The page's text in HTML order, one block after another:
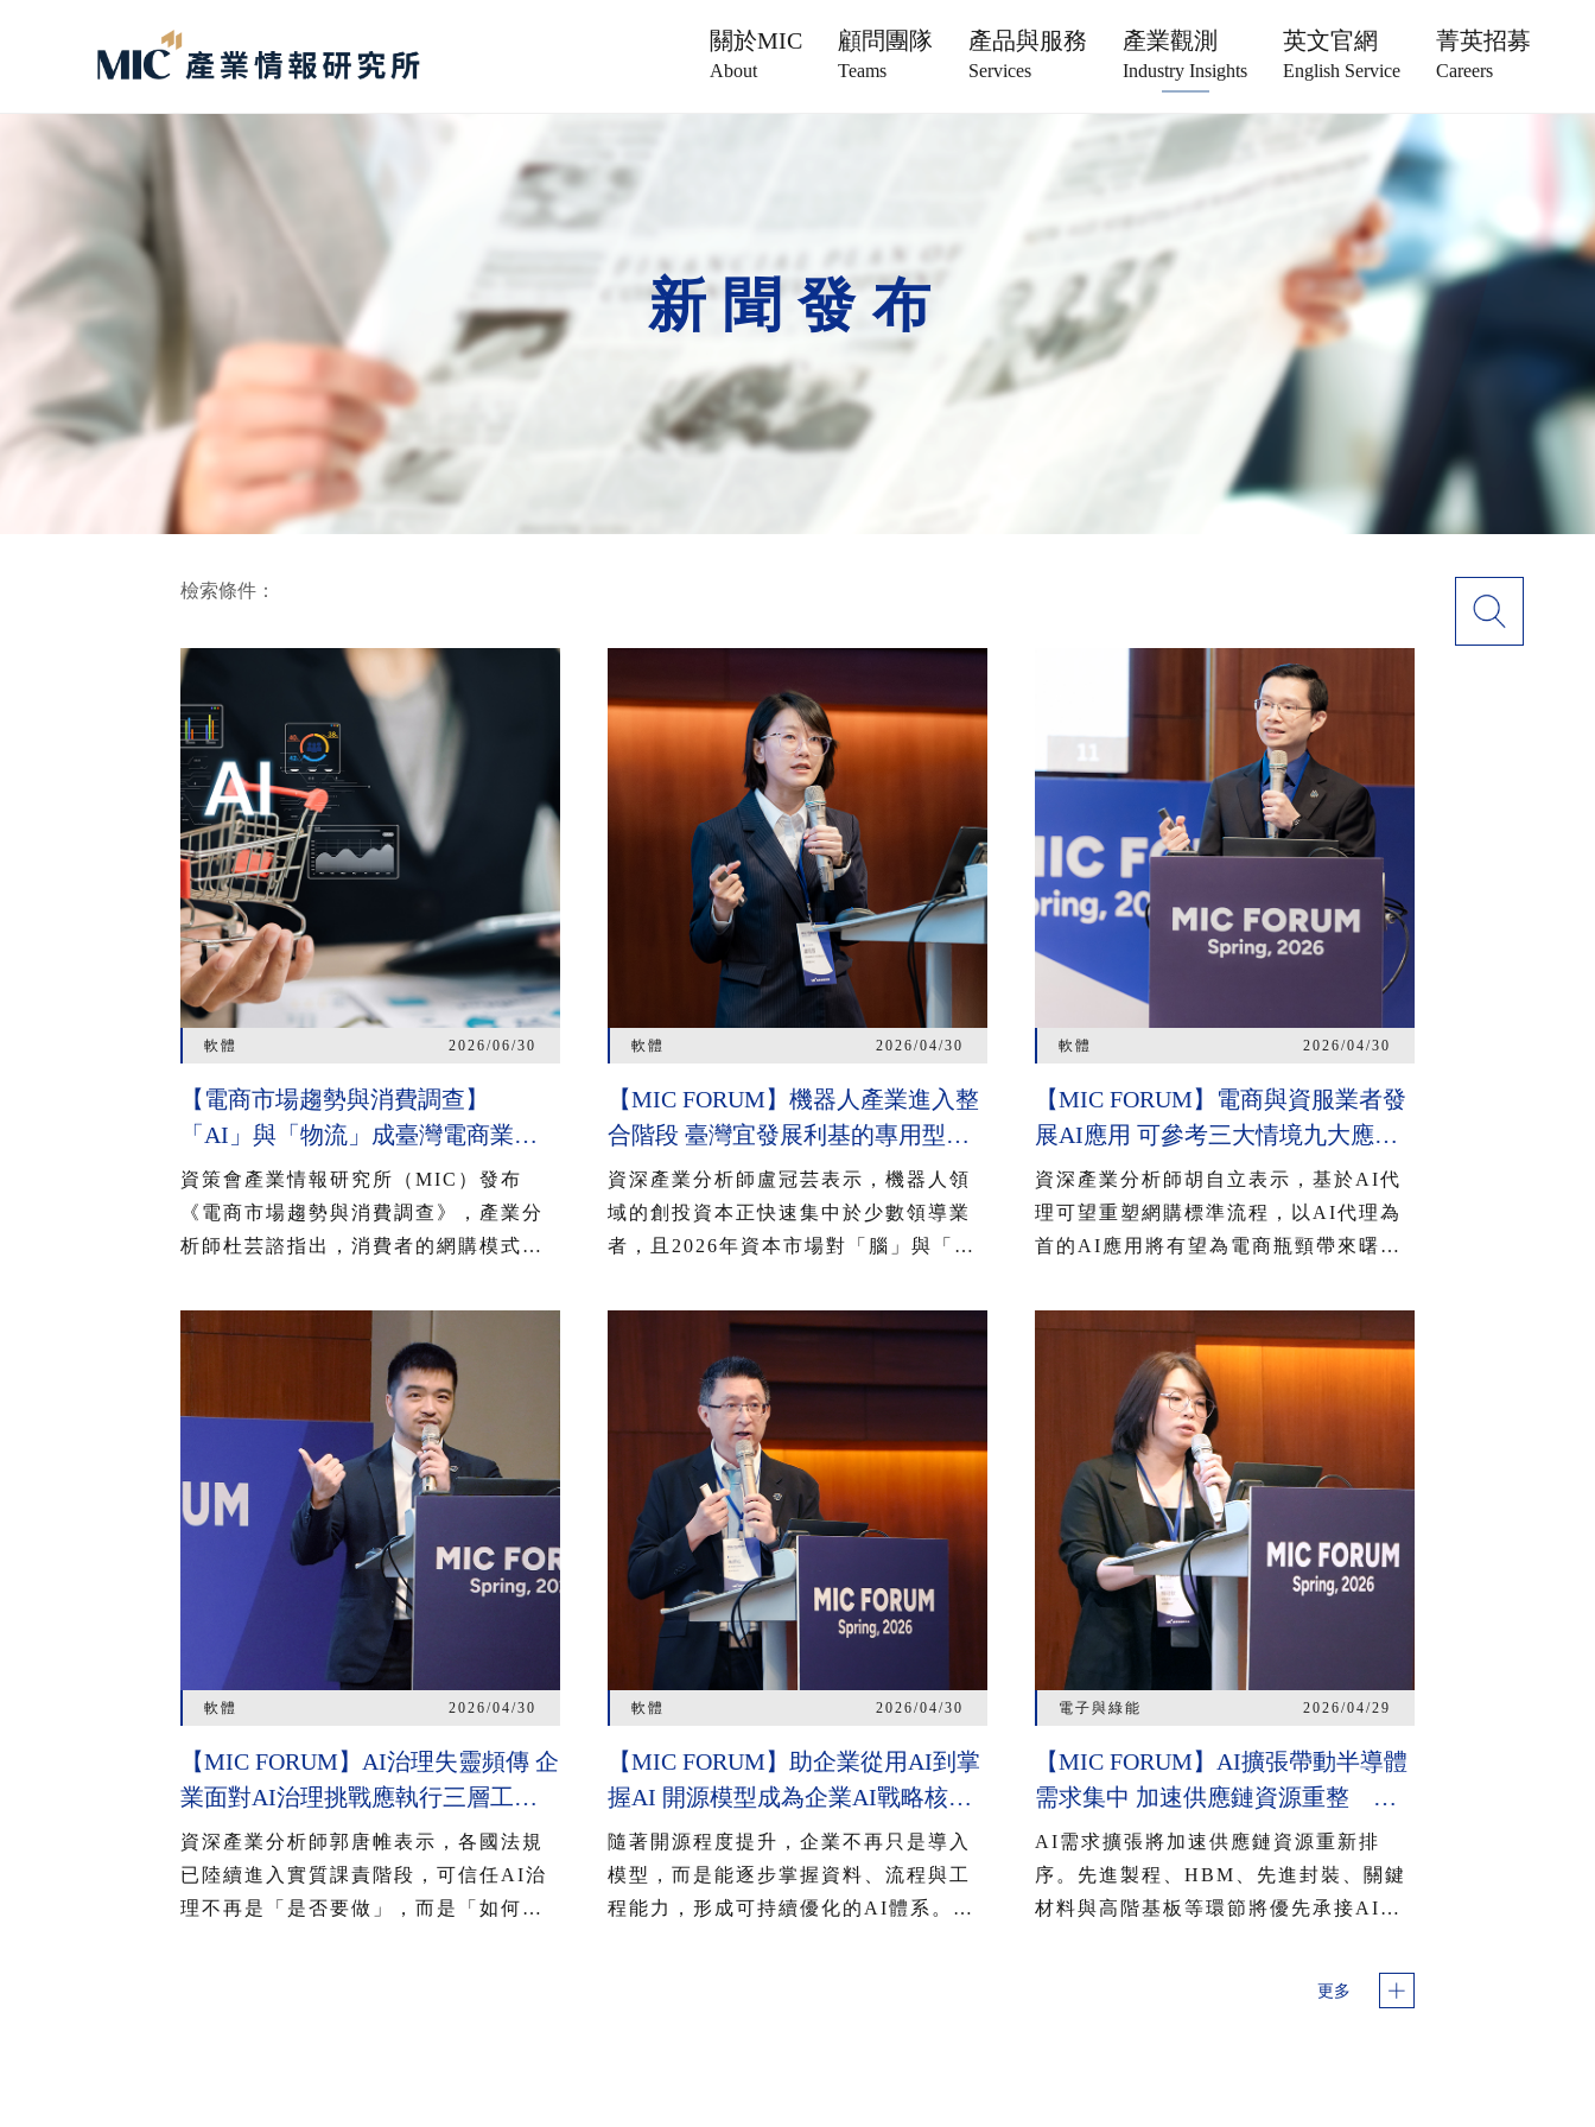
關於MIC
About
顧問團隊
Teams
產品與服務
Services
產業觀測
Industry Insights
英文官網
English Service
菁英招募
Careers
新聞發布
檢索條件：
軟體 2026/06/30
【電商市場趨勢與消費調查】
「AI」與「物流」成臺灣電商業者
競爭力升級兩大關鍵 近七成消費者
期待AI比價功能，七成五到貨首選
超取
資策會產業情報研究所（MIC）發布
《電商市場趨勢與消費調查》，產業分
析師杜芸諮指出，消費者的網購模式已
便性更加重視。此外，整體環境變化使
得消費者的生活成本壓力增加，對價格
更敏感，加上近年境外電商以低價策略
搶占臺灣電商市場，形成本土電商業者
的巨大壓力。綜覽電商產業發展與臺灣
消費者意向，「AI」與「物流」將是臺
灣電商業者未來競爭力升級的兩大關
軟體 2026/04/30
【MIC FORUM】機器人產業進入整
合階段 臺灣宜發展利基的專用型應
用 臺消費者61%看好AI眼鏡潛力
54%對無顯示AI眼鏡有興趣
資深產業分析師盧冠芸表示，機器人領
域的創投資本正快速集中於少數領導業
者，且2026年資本市場對「腦」與「靈
型機研發、硬體本體，轉向機器人的核
已開始在標準化工業與服務情境中展現
能力，推動機器人從展示性功能邁向實
用性應用，為後續大規模部署奠定基
礎。
軟體 2026/04/30
【MIC FORUM】電商與資服業者發
展AI應用 可參考三大情境九大應
用 2026年AI智慧城市公共服務應
用有三大趨勢
資深產業分析師胡自立表示，基於AI代
理可望重塑網購標準流程，以AI代理為
首的AI應用將有望為電商瓶頸帶來曙
AI代理融入核心業務與商業模式，以深
化AI核心技術並擴散至消費者、業者和
商家層面；隨著國內AI用戶日益增多，
使得發展AI逐漸成為電商產業的共識。
軟體 2026/04/30
【MIC FORUM】AI治理失靈頻傳 企
業面對AI治理挑戰應執行三層工
程 2026臺灣AI基本法上路 企業應
把握2年布局治理能力
資深產業分析師郭唐帷表示，各國法規
已陸續進入實質課責階段，可信任AI治
理不再是「是否要做」，而是「如何做
軟體 2026/04/30
【MIC FORUM】助企業從用AI到掌
握AI 開源模型成為企業AI戰略核
心 開源追近閉源助垂直領域加速導
入 治理機制為長遠發展關鍵
隨著開源程度提升，企業不再只是導入
模型，而是能逐步掌握資料、流程與工
程能力，形成可持續優化的AI體系。企
電子與綠能 2026/04/29
【MIC FORUM】AI擴張帶動半導體
需求集中 加速供應鏈資源重整 主
流記憶體升級與新興記憶體崛起 混
用提升AI資料調用效率
AI需求擴張將加速供應鏈資源重新排
序。先進製程、HBM、先進封裝、關鍵
材料與高階基板等環節將優先承接AI相
中。此一趨勢雖有助於支撐AI平台規模
更多